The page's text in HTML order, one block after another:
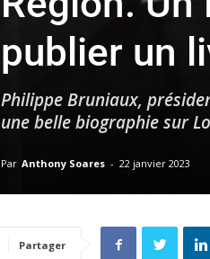
publier un
Philippe Bruniaux,
une belle biographie sur
Par Anthony Soares - 22 janvier 2023
Partager